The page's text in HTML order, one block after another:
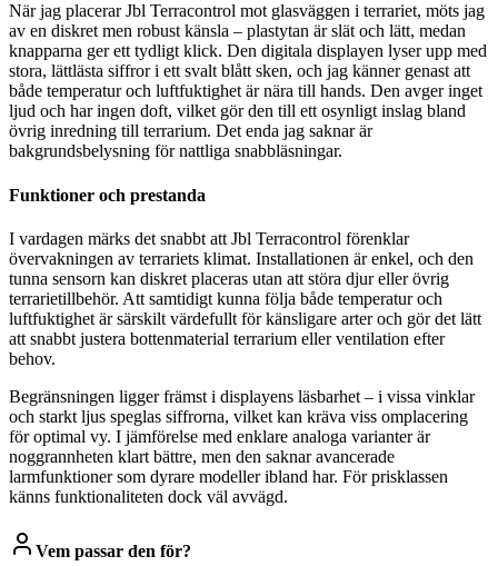
När jag placerar Jbl Terracontrol mot glasväggen i terrariet, möts jag
av en diskret men robust känsla – plastytan är slät och lätt, medan
knapparna ger ett tydligt klick. Den digitala displayen lyser upp med
stora, lättlästa siffror i ett svalt blått sken, och jag känner genast att
både temperatur och luftfuktighet är nära till hands. Den avger inget
ljud och har ingen doft, vilket gör den till ett osynligt inslag bland
övrig inredning till terrarium. Det enda jag saknar är
bakgrundsbelysning för nattliga snabbläsningar.
Funktioner och prestanda
I vardagen märks det snabbt att Jbl Terracontrol förenklar
övervakningen av terrariets klimat. Installationen är enkel, och den
tunna sensorn kan diskret placeras utan att störa djur eller övrig
terrarietillbehör. Att samtidigt kunna följa både temperatur och
luftfuktighet är särskilt värdefullt för känsligare arter och gör det lätt
att snabbt justera bottenmaterial terrarium eller ventilation efter
behov.
Begränsningen ligger främst i displayens läsbarhet – i vissa vinklar
och starkt ljus speglas siffrorna, vilket kan kräva viss omplacering
för optimal vy. I jämförelse med enklare analoga varianter är
noggrannheten klart bättre, men den saknar avancerade
larmfunktioner som dyrare modeller ibland har. För prisklassen
känns funktionaliteten dock väl avvägd.
Vem passar den för?